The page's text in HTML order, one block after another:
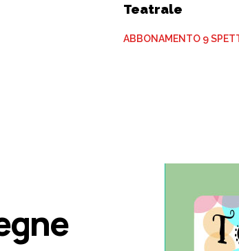
Teatrale
ABBONAMENTO 9
del